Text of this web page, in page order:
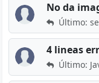
No da
Último:
4 lineas
Último: